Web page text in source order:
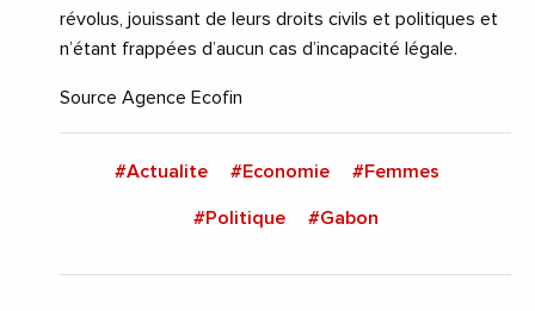
révolus, jouissant de leurs droits civils et politiques et
n’étant frappées d’aucun cas d’incapacité légale.
Source Agence Ecofin
#Actualite #Economie #Femmes
#Politique #Gabon